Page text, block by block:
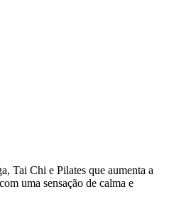
Tai Chi e Pilates que aumenta a
uma sensação de calma e